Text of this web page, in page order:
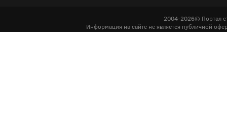
2004-2026© Портал
Информация на сайте не является публичной